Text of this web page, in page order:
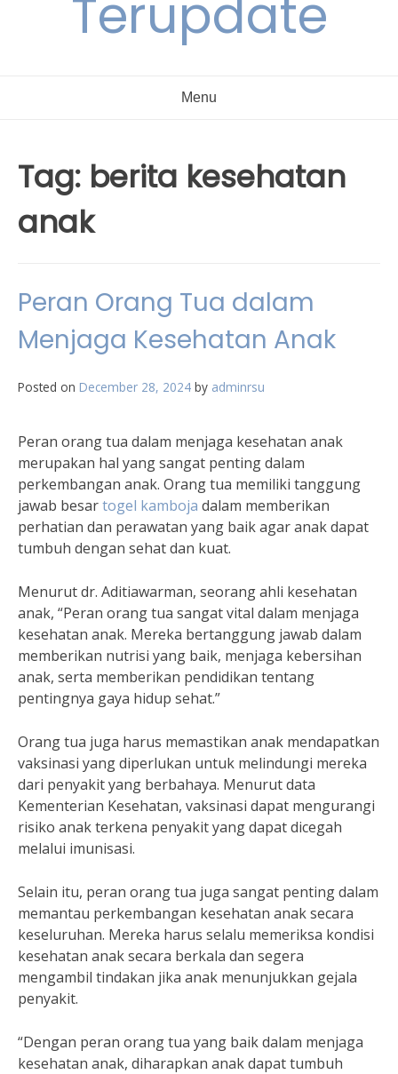
Terupdate
Menu
Tag: berita kesehatan
anak
Peran Orang Tua dalam
Menjaga Kesehatan Anak
Posted on December 28, 2024 by adminrsu
Peran orang tua dalam menjaga kesehatan anak
merupakan hal yang sangat penting dalam
perkembangan anak. Orang tua memiliki tanggung
jawab besartogel kamboja dalam memberikan
perhatian dan perawatan yang baik agar anak dapat
tumbuh dengan sehat dan kuat.
Menurut dr. Aditiawarman, seorang ahli kesehatan
anak, “Peran orang tua sangat vital dalam menjaga
kesehatan anak. Mereka bertanggung jawab dalam
memberikan nutrisi yang baik, menjaga kebersihan
anak, serta memberikan pendidikan tentang
pentingnya gaya hidup sehat.”
Orang tua juga harus memastikan anak mendapatkan
vaksinasi yang diperlukan untuk melindungi mereka
dari penyakit yang berbahaya. Menurut data
Kementerian Kesehatan, vaksinasi dapat mengurangi
risiko anak terkena penyakit yang dapat dicegah
melalui imunisasi.
Selain itu, peran orang tua juga sangat penting dalam
memantau perkembangan kesehatan anak secara
keseluruhan. Mereka harus selalu memeriksa kondisi
kesehatan anak secara berkala dan segera
mengambil tindakan jika anak menunjukkan gejala
penyakit.
“Dengan peran orang tua yang baik dalam menjaga
kesehatan anak, diharapkan anak dapat tumbuh